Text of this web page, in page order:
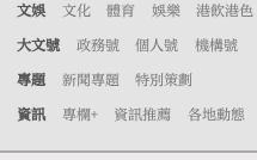
文娛 文化 體育 娛樂 港飲港色
大文號 政務號 個人號 機構號
專題 新聞專題 特別策劃
資訊 專欄+ 資訊推薦 各地動態